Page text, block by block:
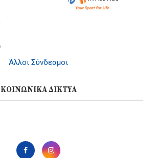
Άλλοι Σύνδεσμοι
ΚΟΙΝΩΝΙΚΆ ΔΊΚΤΥΑ